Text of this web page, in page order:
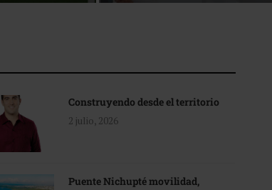
Construyendo desde el territorio
2 julio, 2026
Puente Nichupté movilidad,